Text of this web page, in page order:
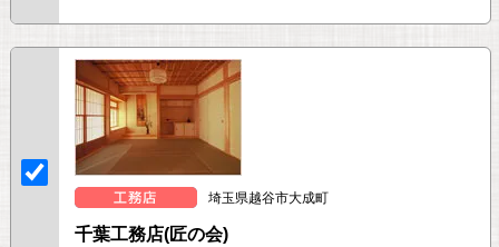
埼玉県越谷市大成町
千葉工務店(匠の会)